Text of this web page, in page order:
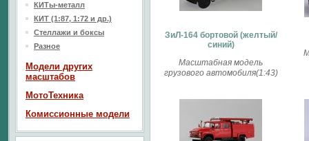
ЗиЛ-164 бортовой (желтый/
синий)
Масштабная модель
грузового автомобиля(1:43)
КИТы-металл
КИТ (1:87, 1:72 и др.)
Стеллажи и боксы
Разное
Модели других
масштабов
МотоТехника
Комиссионные модели